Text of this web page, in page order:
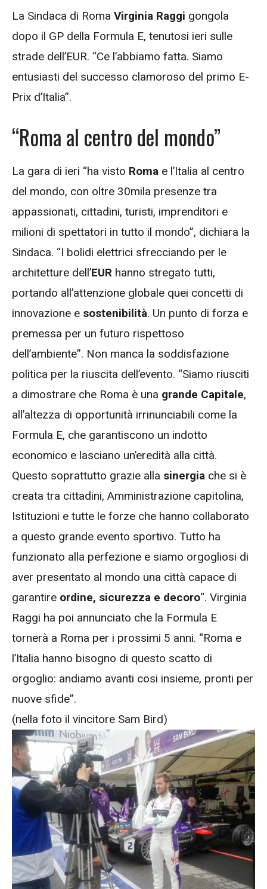
La Sindaca di Roma Virginia Raggi gongola
dopo il GP della Formula E, tenutosi ieri sulle
strade dell’EUR. “Ce l’abbiamo fatta. Siamo
entusiasti del successo clamoroso del primo E-
Prix d’Italia”.
“Roma al centro del mondo”
La gara di ieri “ha visto Roma e l’Italia al centro
del mondo, con oltre 30mila presenze tra
appassionati, cittadini, turisti, imprenditori e
milioni di spettatori in tutto il mondo”, dichiara la
Sindaca. “I bolidi elettrici sfrecciando per le
architetture dell’EUR hanno stregato tutti,
portando all’attenzione globale quei concetti di
innovazione e sostenibilità. Un punto di forza e
premessa per un futuro rispettoso
dell’ambiente”. Non manca la soddisfazione
politica per la riuscita dell’evento. “Siamo riusciti
a dimostrare che Roma è una grande Capitale,
all’altezza di opportunità irrinunciabili come la
Formula E, che garantiscono un indotto
economico e lasciano un’eredità alla città.
Questo soprattutto grazie alla sinergia che si è
creata tra cittadini, Amministrazione capitolina,
Istituzioni e tutte le forze che hanno collaborato
a questo grande evento sportivo. Tutto ha
funzionato alla perfezione e siamo orgogliosi di
aver presentato al mondo una città capace di
garantire ordine, sicurezza e decoro“. Virginia
Raggi ha poi annunciato che la Formula E
tornerà a Roma per i prossimi 5 anni. “Roma e
l’Italia hanno bisogno di questo scatto di
orgoglio: andiamo avanti cosi insieme, pronti per
nuove sfide”.
(nella foto il vincitore Sam Bird)